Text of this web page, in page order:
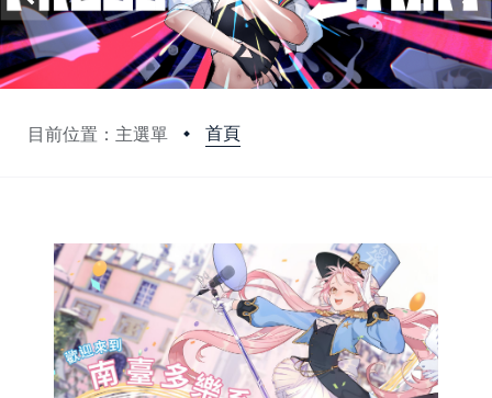
目前位置：主選單 首頁